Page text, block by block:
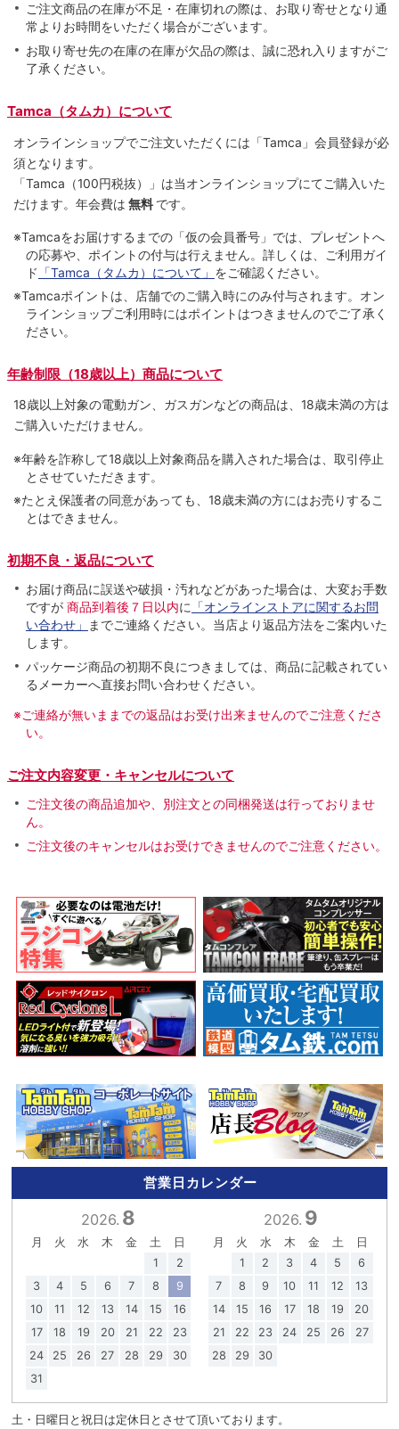
ご注文商品の在庫が不足・在庫切れの際は、お取り寄せとなり通
常よりお時間をいただく場合がございます。
お取り寄せ先の在庫の在庫が欠品の際は、誠に恐れ入りますがご
了承ください。
Tamca（タムカ）について
オンラインショップでご注⽂いただくには「Tamca」会員登録が必
須となります。
「Tamca （100円税抜）
」は当オンラインショップにてご購⼊いた
だけます。 年会費は 無料 です。
※Tamcaをお届けするまでの「仮の会員番号」では、プレゼントへ
の応募や、ポイントの付与は⾏えません。詳しくは、ご利⽤ガイ
ド 「Tamca（タムカ）について」 をご確認ください。
※Tamcaポイントは、店舗でのご購⼊時にのみ付与されます。オン
ラインショップご利用時にはポイントはつきませんのでご了承く
ださい。
年齢制限（18歳以上）商品について
18歳以上対象の電動ガン、ガスガンなどの商品は、18歳未満の方は
ご購入いただけません。
※年齢を詐称して18歳以上対象商品を購入された場合は、取引停止
とさせていただきます。
※たとえ保護者の同意があっても、18歳未満の方にはお売りするこ
とはできません。
初期不良・返品について
お届け商品に誤送や破損・汚れなどがあった場合は、大変お手数
ですが 商品到着後７日以内に 「オンラインストアに関するお問
い合わせ」
までご連絡ください。当店より返品方法をご案内いた
します。
パッケージ商品の初期不良につきましては、商品に記載されてい
るメーカーへ直接お問い合わせください。
※ご連絡が無いままでの返品はお受け出来ませんのでご注意くださ
い。
ご注文内容変更・キャンセルについて
ご注文後の商品追加や、別注文との同梱発送は行っておりませ
ん。
ご注文後のキャンセルはお受けできませんのでご注意ください。
営業日カレンダー
2026. 8
月 火 水 木 金 土
日
1
2
3
4 5 6 7 8
9
10
11 12 13 14 15
16
17
18 19 20 21 22
23
24
25 26 27 28 29
30
31
2026. 9
月 火 水 木 金 土
日
1
2 3 4 5
6
7
8 9 10 11 12
13
14
15 16 17 18 19
20
21
22 23 24 25 26
27
28
29 30
土・日曜日と祝日は定休日とさせて頂いております。